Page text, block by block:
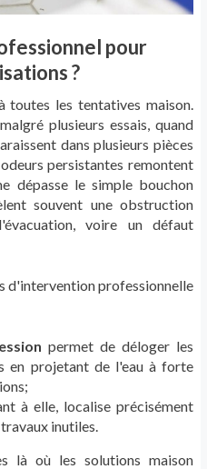
pour
?
toutes les tentatives maison.
plusieurs essais, quand
dans plusieurs pièces
persistantes remontent
dépasse le simple bouchon
souvent une obstruction
voire un défaut
d'intervention professionnelle
permet de déloger les
en projetant de l'eau à forte
à elle, localise précisément
inutiles.
là où les solutions maison